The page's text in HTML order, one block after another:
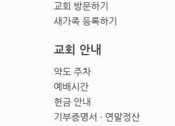
교회 방문하기
새가족 등록하기
교회 안내
약도 주차
예배시간
헌금 안내
기부증명서 · 연말정산